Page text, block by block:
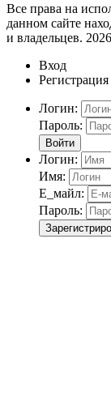
Все права на
данном сайте
и владельцев.
Вход
Регистрация
Логин:
Пароль:
Войти
Логин:
Имя:
Е_майл:
Пароль: